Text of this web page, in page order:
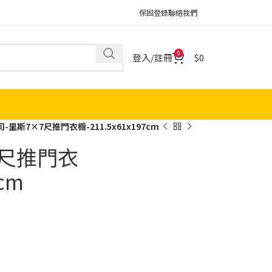
保固登錄聯絡我們
登入/註冊 0 0
-里斯7×7尺推門衣櫥-211.5x61x197cm
推門衣